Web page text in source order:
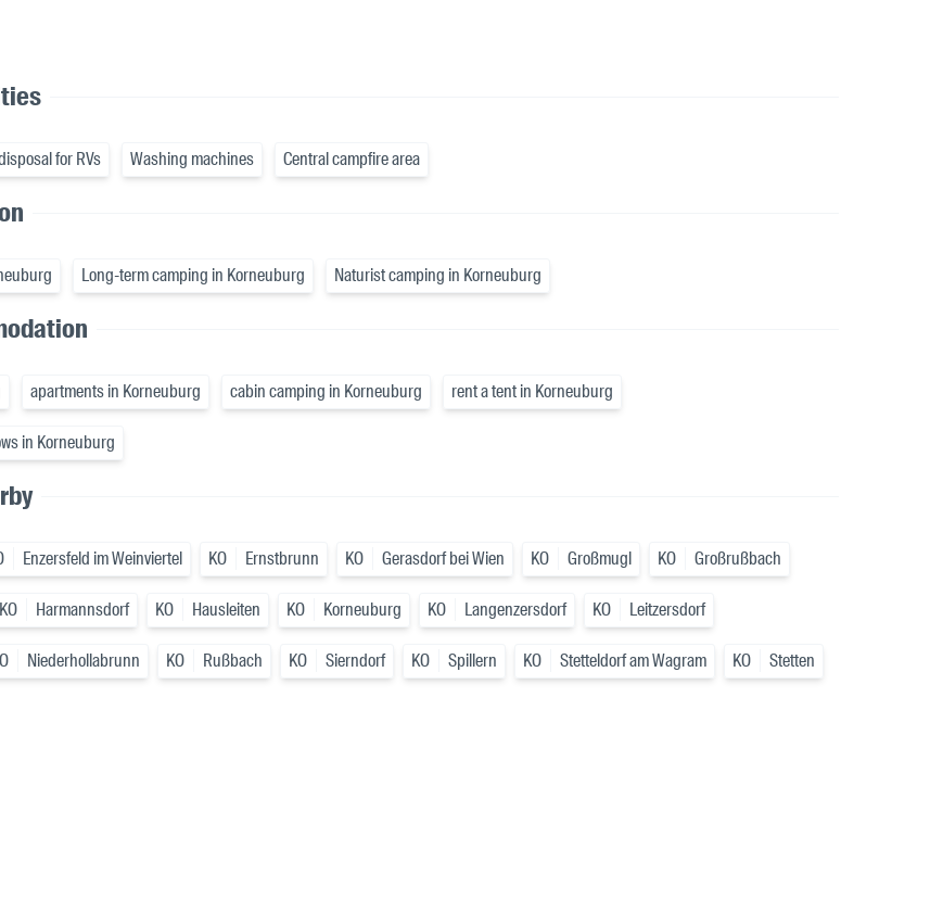
for RVs Washing machines Central campfire area
Long-term camping in Korneuburg Naturist camping in Korneuburg
apartments in Korneuburg cabin camping in Korneuburg rent a tent in Korneuburg
in Korneuburg
Enzersfeld im Weinviertel KO Ernstbrunn KO Gerasdorf bei Wien KO Großmugl KO Großrußbach
KO Harmannsdorf KO Hausleiten KO Korneuburg KO Langenzersdorf KO Leitzersdorf
Niederhollabrunn KO Rußbach KO Sierndorf KO Spillern KO Stetteldorf am Wagram KO Stetten